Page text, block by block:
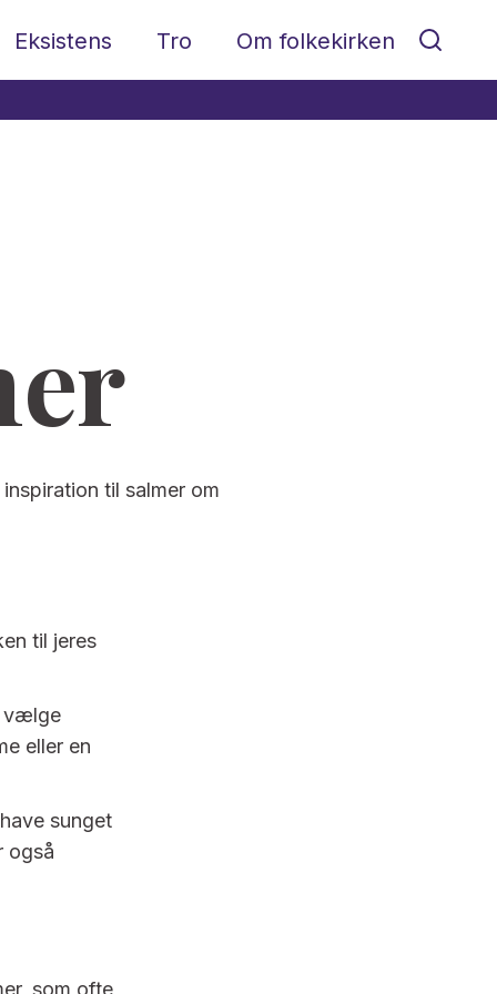
Eksistens Tro Om folkekirken
til salmer om
til jeres
vælge
eller en
sunget
også
som ofte